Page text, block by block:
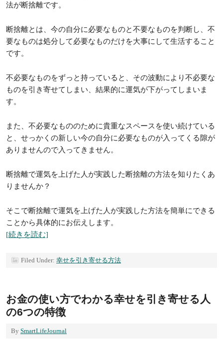
法が断捨離です。
断捨離とは、今の自分に必要なものと不要なものを判断し、不
要なものは処分して必要なものだけを大事にして生活すること
です。
不必要なものをずっと持っていると、その波動により不必要な
ものを引き寄せてしまい、結果的に運気が下がってしまいま
す。
また、不必要なもののために貴重なスペースを使い続けている
と、せっかくの新しい今の自分に必要なものが入ってくる隙が
ありませんので入ってきません。
断捨離で運気を上げた人が実践した断捨離の方法を知りたくあ
りませんか？
そこで断捨離で運気を上げた人が実践した方法を簡単にできる
ことから具体的にお伝えします。
[続きを読む]
Filed Under: 幸せを引き寄せる方法
お金の使い方でわかる幸せを引き寄せる人
の6つの特徴
By SmartLifeJournal